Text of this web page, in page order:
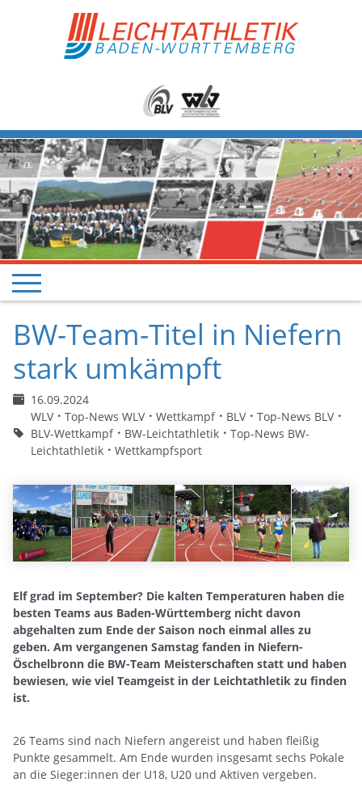
BW-Team-Titel in Niefern
stark umkämpft
16.09.2024
WLV
Top-News WLV Wettkampf BLV
Top-News BLV
BLV-Wettkampf
BW-Leichtathletik
Top-News BW-
Leichtathletik
Wettkampfsport
Elf grad im September? Die kalten Temperaturen haben die
besten Teams aus Baden-Württemberg nicht davon
abgehalten zum Ende der Saison noch einmal alles zu
geben. Am vergangenen Samstag fanden in Niefern-
Öschelbronn die BW-Team Meisterschaften statt und haben
bewiesen, wie viel Teamgeist in der Leichtathletik zu finden
ist.
26 Teams sind nach Niefern angereist und haben fleißig
Punkte gesammelt. Am Ende wurden insgesamt sechs Pokale
an die Sieger:innen der U18, U20 und Aktiven vergeben.